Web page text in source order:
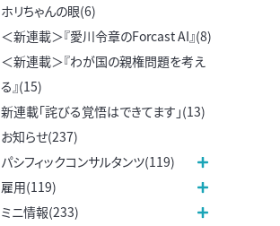
ホリちゃんの眼(6)
＜新連載＞『愛川令章のForcast AI』(8)
＜新連載＞『わが国の親権問題を考え
る』(15)
新連載「詫びる覚悟はできてます」(13)
お知らせ(237)
パシフィックコンサルタンツ(119)
雇用(119)
ミニ情報(233)